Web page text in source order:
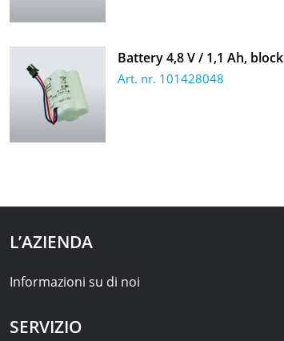
Battery 4,8 V / 1,1 Ah, block
Art. nr. 101428048
L’AZIENDA
Informazioni su di noi
SERVIZIO